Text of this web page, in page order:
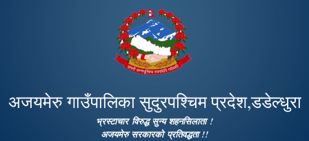
main
content
अजयमेरु गाउँपालिका सुदुरपश्चिम प्रदेश,डडेल्धुरा
भ्रस्टाचार विरुद्ध सुन्य शहनसिलाता !
अजयमेरु सरकारको प्रतिवद्धता !!